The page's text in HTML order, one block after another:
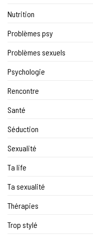
Nutrition
Problèmes psy
Problèmes sexuels
Psychologie
Rencontre
Santé
Séduction
Sexualité
Ta life
Ta sexualité
Thérapies
Trop stylé